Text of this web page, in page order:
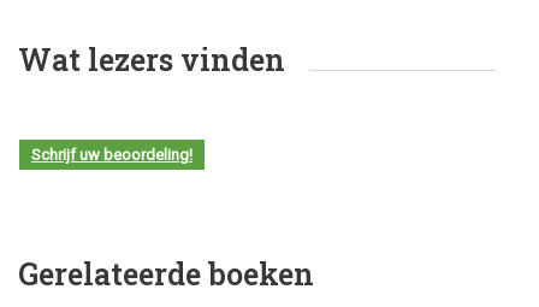
Wat lezers vinden
Schrijf uw beoordeling!
Gerelateerde boeken